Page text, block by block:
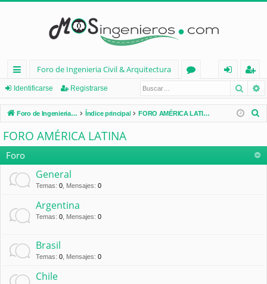
nl
ac
es
rá
pi
d
Foro de Ingenieria Civil & Arquitectura
os
nt
ifi
eg
ist
ra
Identificarse Registrarse
Foro de Ingenieria Civil & Arquitectura Índice principal FORO AMÉRICA LATINA
a
FORO AMÉRICA LATINA
Foro
General
Temas: 0 Mensajes: 0
Argentina
Temas: 0 Mensajes: 0
Brasil
Temas: 0 Mensajes: 0
Chile